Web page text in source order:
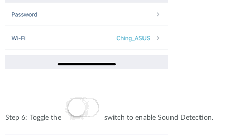
Step 6: Toggle the switch to enable Sound Detection.